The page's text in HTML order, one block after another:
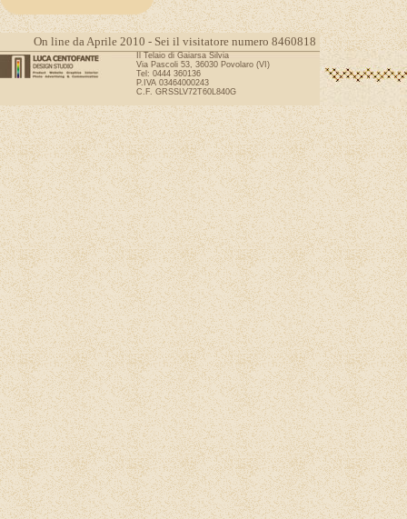
On line da Aprile 2010 - Sei il visitatore numero 8460818
Il Telaio di Gaiarsa Silvia
Via Pascoli 53, 36030 Povolaro (VI)
Tel: 0444 360136
P.IVA 03464000243
C.F. GRSSLV72T60L840G